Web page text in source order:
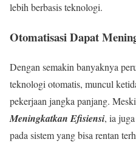
lebih berbasis teknologi.
Otomatisasi Dapat
Dengan semakin banyaknya
teknologi otomatis, muncul
pekerjaan jangka panjang.
Meningkatkan Efisiensi, ia
pada sistem yang bisa rentan